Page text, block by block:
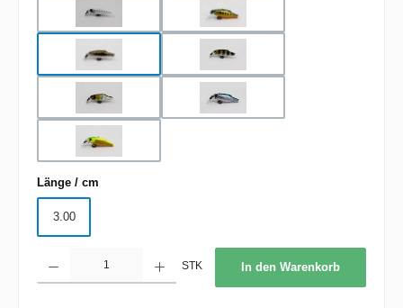
Ayu Trout Ghost Ayu
Gold Trout Matte Trout
Matte White Pink Trout
Rainbow Trout
Länge / cm
3.00
STK In den Warenkorb